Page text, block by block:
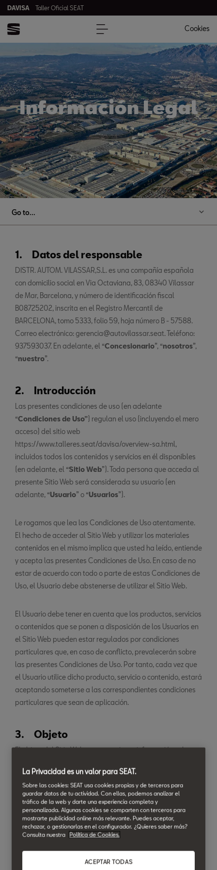
DAVISA Taller Oficial SEAT
Cookies
Información Legal
Go to...
1. Datos del responsable
DISTR. AUTOM. VILASSAR,S.L. es una compañía española
con domicilio social en Via Octaviana, 83, 08340 Vilassar
de Mar, Barcelona, y número de identificación fiscal
B08725202, inscrita en el Registro Mercantil de
BARCELONA, tomo 5333, folio 59, hoja número B - 57588.
Correo electrónico: gerencia@autovilassar.seat. Teléfono:
937593037. En adelante, el “Concesionario”, “nosotros”,
“nuestro”.
2. Introducción
Las presentes condiciones de uso (en adelante
“Condiciones de Uso” ) regulan el uso (incluyendo el mero
acceso) del sitio web
https://www.talleres.seat/davisa/overview-sa.html,
incluidos todos los contenidos y servicios en él disponibles
(en adelante, el “Sitio Web”). Toda persona que acceda al
presente Sitio Web será considerada su usuario (en
adelante, “Usuario” o “Usuarios”).
Le rogamos que lea las Condiciones de Uso atentamente.
El hecho de acceder al Sitio Web y utilizar los materiales
contenidos en el mismo implica que usted ha leído, entiende
y acepta las presentes Condiciones de Uso. En caso de no
estar de acuerdo con todo o parte de estas Condiciones de
Uso, el Usuario debe abstenerse de utilizar el Sitio Web.
El Usuario debe tener en cuenta que los productos, servicios
o contenidos que se ponen a disposición de los Usuarios en
el Sitio Web pueden estar regulados por condiciones
particulares que, en caso de conflicto, prevalecerán sobre
las presentes Condiciones de Uso. Por tanto, cada vez que
el Usuario utilice dicho producto, servicio o contenido, estará
aceptando someterse a las correspondientes condiciones
particulares que sean de aplicación.
3. Objeto
El objeto del Sitio Web es proporcionar información sobre
noticias y novedades relativas al Concesionario y a SEAT,
sin que pueda realizarse ninguna compraventa ni
contratación de servicios online a través del Sitio Web.
La información facilitada a través del Sitio Web es
orientativa y no exhaustiva, y no podrá ser considerada una
orden de compra, pedido, una oferta de venta, financiación
o de otros servicios, ni como medio para suscribir ningún
La Privacidad es un valor para SEAT.
Sobre las cookies: SEAT usa cookies propias y de terceros para
guardar datos de tu actividad. Con ellas, podemos analizar el
tráfico de la web y darte una experiencia completa y
personalizada. Algunas cookies se comparten con terceros para
mostrarte publicidad online más relevante. Puedes aceptar,
rechazar, o gestionarlas en el configurador. ¿Quieres saber más?
Consulta nuestra
Política de Cookies.
ACEPTAR TODAS